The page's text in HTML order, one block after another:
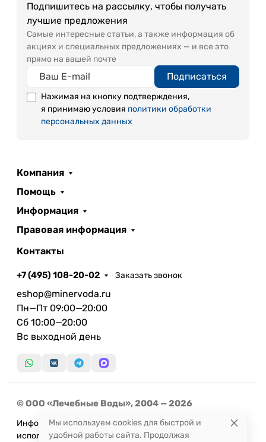
Подпишитесь на рассылку, чтобы получать
лучшие предложения
Самые интересные статьи, а также информация об
акциях и специальных предложениях — и все это
прямо на вашей почте
Подписаться
Нажимая на кнопку подтверждения,
я принимаю условия политики обработки
персональных данных
Компания
Помощь
Информация
Правовая информация
Контакты
+7 (495) 108-20-02 Заказать звонок
eshop@minervoda.ru
Пн—Пт 09:00—20:00
Сб 10:00—20:00
Вс выходной день
© ООО «Лечебные Воды», 2004 — 2026
Информация, представленная на сайте, не может быть
использована
Мы используем cookies для быстрой и
удобной работы сайта. Продолжая